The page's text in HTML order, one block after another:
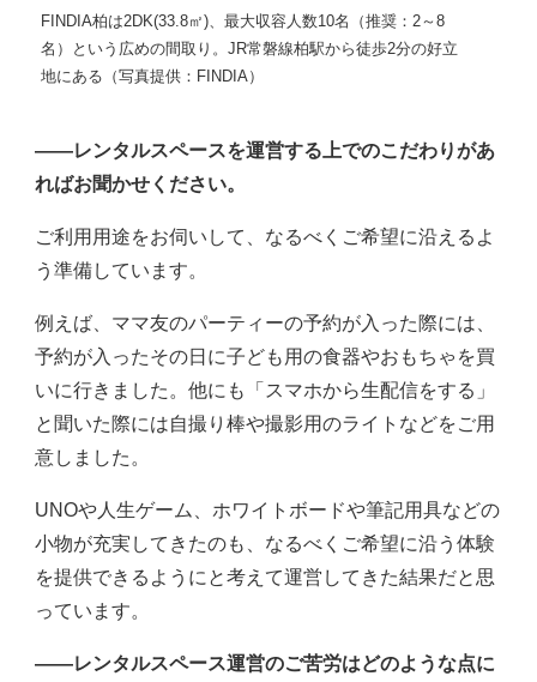
FINDIA柏は2DK(33.8㎡)、最大収容人数10名（推奨：2～8
名）という広めの間取り。JR常磐線柏駅から徒歩2分の好立
地にある（写真提供：FINDIA）
――レンタルスペースを運営する上でのこだわりがあ
ればお聞かせください。
ご利用用途をお伺いして、なるべくご希望に沿えるよ
う準備しています。
例えば、ママ友のパーティーの予約が入った際には、
予約が入ったその日に子ども用の食器やおもちゃを買
いに行きました。他にも「スマホから生配信をする」
と聞いた際には自撮り棒や撮影用のライトなどをご用
意しました。
UNOや人生ゲーム、ホワイトボードや筆記用具などの
小物が充実してきたのも、なるべくご希望に沿う体験
を提供できるようにと考えて運営してきた結果だと思
っています。
――レンタルスペース運営のご苦労はどのような点に